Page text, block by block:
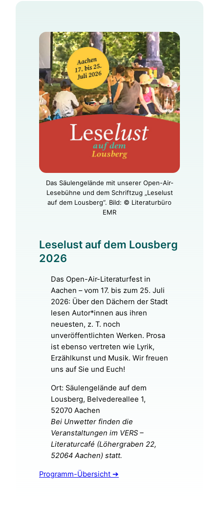
Das Säulengelände mit unserer Open-Air-
Lesebühne und dem Schriftzug „Leselust
auf dem Lousberg“. Bild: © Literaturbüro
EMR
Leselust auf dem Lousberg
2026
Das Open-Air-Literaturfest in
Aachen – vom 17. bis zum 25. Juli
2026: Über den Dächern der Stadt
lesen Autor*innen aus ihren
neuesten, z. T. noch
unveröffentlichten Werken. Prosa
ist ebenso vertreten wie Lyrik,
Erzählkunst und Musik. Wir freuen
uns auf Sie und Euch!
Ort: Säulengelände auf dem
Lousberg, Belvedereallee 1,
52070 Aachen
Bei Unwetter finden die
Veranstaltungen im VERS –
Literaturcafé (Löhergraben 22,
52064 Aachen) statt.
Programm-Übersicht ➔